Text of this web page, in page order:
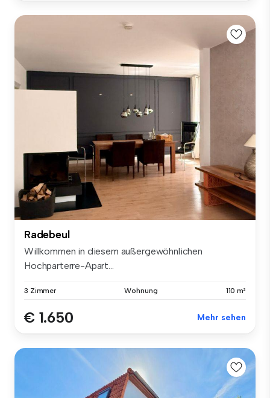
Radebeul
Willkommen in diesem außergewöhnlichen
Hochparterre-Apart...
3 Zimmer Wohnung 110 m²
€ 1.650 Mehr sehen